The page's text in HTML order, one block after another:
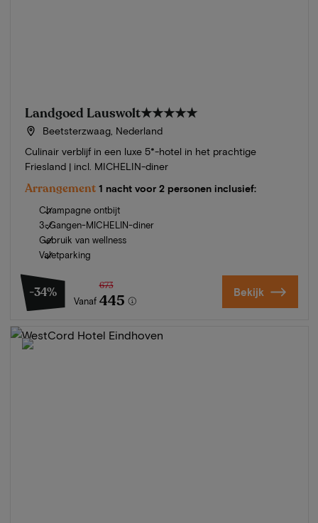
Landgoed Lauswolt★★★★★
Beetsterzwaag, Nederland
Culinair verblijf in een luxe 5*-hotel in het prachtige
Friesland | incl. MICHELIN-diner
Arrangement 1 nacht voor 2 personen inclusief:
Champagne ontbijt
3-Gangen-MICHELIN-diner
Gebruik van wellness
Valetparking
-34%
Vanaf
673
445 Bekijk